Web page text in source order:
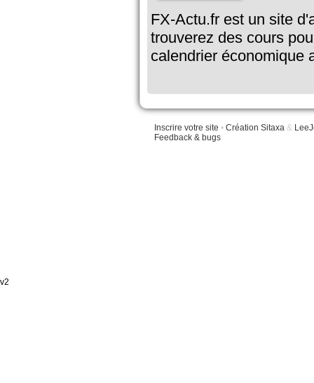
FX-Actu.fr est un site
trouverez des cours
calendrier économique
Inscrire votre site • Création Sitaxa &
Feedback & bugs
v2